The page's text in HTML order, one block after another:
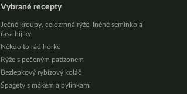
Vybrané recepty
Ječné kroupy, celozrnná rýže, lněné semínko a
řasa hijiky
Někdo to rád horké
Rýže s pečeným patizonem
Bezlepkový rybízový koláč
Špagety s mákem a bylinkami